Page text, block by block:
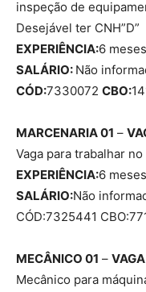
inspeção de
Desejável ter CNH”D”
EXPERIÊNCIA:6
SALÁRIO: Não
CÓD:7330072 CBO:
MARCENARIA 01 –
Vaga para trabalhar no
EXPERIÊNCIA:6
SALÁRIO:Não
CÓD:7325441
MECÂNICO 01 – VAGA
Mecânico para